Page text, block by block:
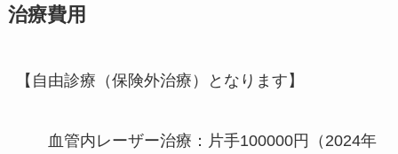
治療費用
【自由診療（保険外治療）となります】
血管内レーザー治療：片手100000円（2024年